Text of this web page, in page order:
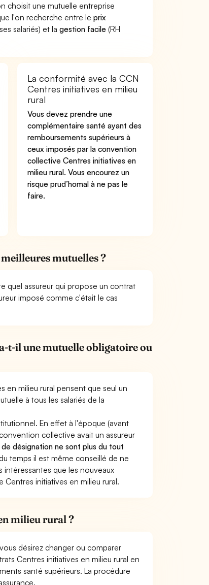
choisit une mutuelle entreprise
l'on recherche entre leprix
salariés) et lagestion facile (RH
La conformité avec la CCN
Centres initiatives en milieu
rural
Vous devez prendre une
complémentaire santé ayant des
remboursements supérieurs à
ceux imposés par la convention
collective Centres initiatives en
milieu rural. Vous encourez un
risque prud’homal à ne pas le
faire.
mutuelles ?
quel assureur qui propose un contrat
imposé comme c'était le cas
t-il une mutuelle obligatoire ou
milieu rural pensent que seul un
à tous les salariés de la
En effet à l'époque (avant
collective avait un assureur
de désignation ne sont plus du tout
temps il est même conseillé de ne
que les nouveaux
initiatives en milieu rural.
milieu rural ?
désirez changer ou comparer
Centres initiatives en milieu rural en
santé supérieurs. La procédure